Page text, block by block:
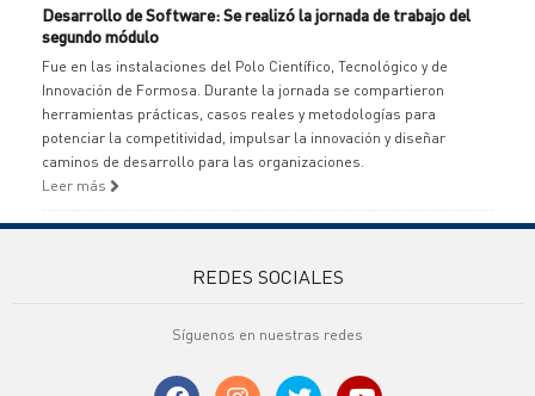
Desarrollo de Software: Se realizó la jornada de trabajo del
segundo módulo
Fue en las instalaciones del Polo Científico, Tecnológico y de
Innovación de Formosa. Durante la jornada se compartieron
herramientas prácticas, casos reales y metodologías para
potenciar la competitividad, impulsar la innovación y diseñar
caminos de desarrollo para las organizaciones.
Leer más
REDES SOCIALES
Síguenos en nuestras redes